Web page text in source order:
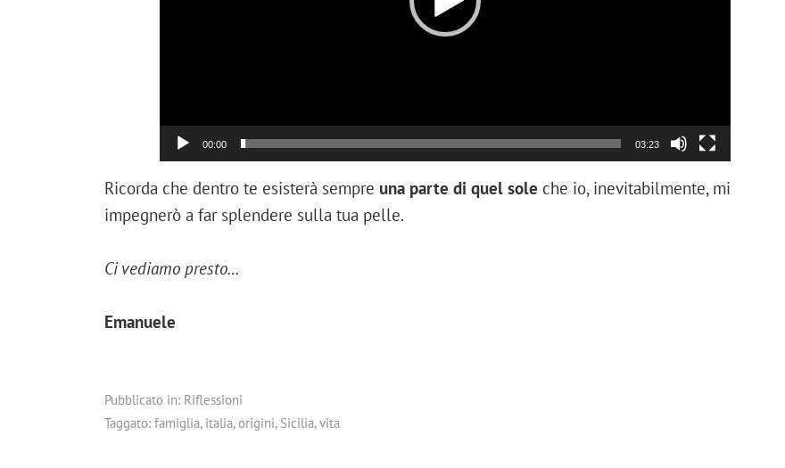
00:00 03:23
Ricorda che dentro te esisterà sempre una parte di quel sole che io, inevitabilmente, mi
impegnerò a far splendere sulla tua pelle.
Ci vediamo presto…
Emanuele
Pubblicato in: Riflessioni
Taggato: famiglia, italia,origini, Sicilia,vita